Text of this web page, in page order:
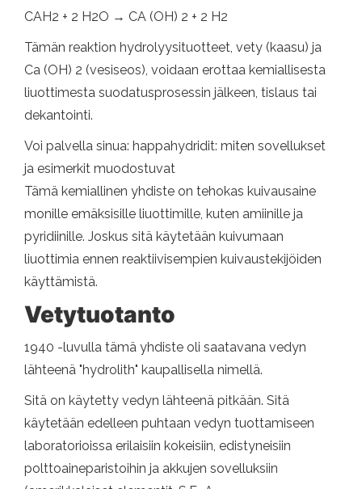
CAH2 + 2 H2O → CA (OH) 2 + 2 H2
Tämän reaktion hydrolyysituotteet, vety (kaasu) ja
Ca (OH) 2 (vesiseos), voidaan erottaa kemiallisesta
liuottimesta suodatusprosessin jälkeen, tislaus tai
dekantointi.
Voi palvella sinua: happahydridit: miten sovellukset
ja esimerkit muodostuvat
Tämä kemiallinen yhdiste on tehokas kuivausaine
monille emäksisille liuottimille, kuten amiinille ja
pyridiinille. Joskus sitä käytetään kuivumaan
liuottimia ennen reaktiivisempien kuivaustekijöiden
käyttämistä.
Vetytuotanto
1940 -luvulla tämä yhdiste oli saatavana vedyn
lähteenä "hydrolith" kaupallisella nimellä.
Sitä on käytetty vedyn lähteenä pitkään. Sitä
käytetään edelleen puhtaan vedyn tuottamiseen
laboratorioissa erilaisiin kokeisiin, edistyneisiin
polttoaineparistoihin ja akkujen sovelluksiin